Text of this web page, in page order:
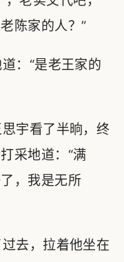
陈家的人？”
：“是老王家的
宇看了半晌，终
采地道：“满
，我是无所
去，拉着他坐在